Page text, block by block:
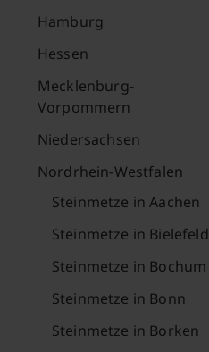
Hamburg
Hessen
Mecklenburg-
Vorpommern
Niedersachsen
Nordrhein-Westfalen
Steinmetze in Aachen
Steinmetze in Bielefeld
Steinmetze in Bochum
Steinmetze in Bonn
Steinmetze in Borken